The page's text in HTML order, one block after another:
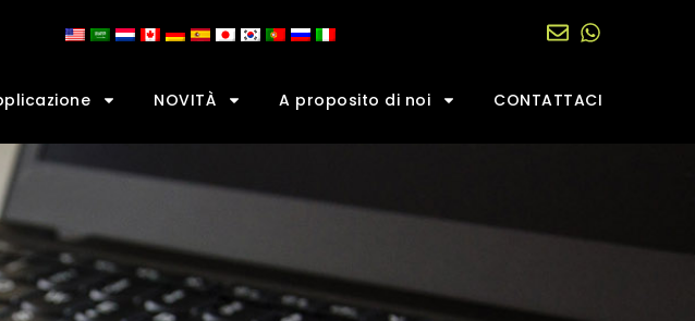
NOVITÀ A proposito di noi CONTATTACI